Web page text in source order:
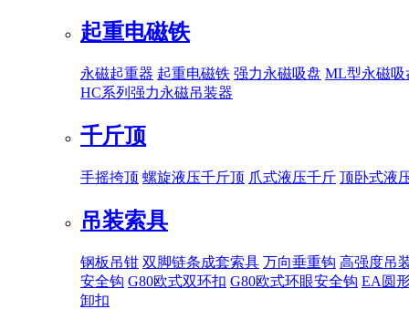
起重电磁铁
永磁起重器 起重电磁铁 强力永磁吸盘 ML型永磁吸
HC系列强力永磁吊装器
千斤顶
手摇挎顶 螺旋液压千斤顶 爪式液压千斤 顶卧式液
吊装索具
钢板吊钳 双脚链条成套索具 万向垂重钩 高强度吊
安全钩 G80欧式双环扣 G80欧式环眼安全钩 EA圆
卸扣